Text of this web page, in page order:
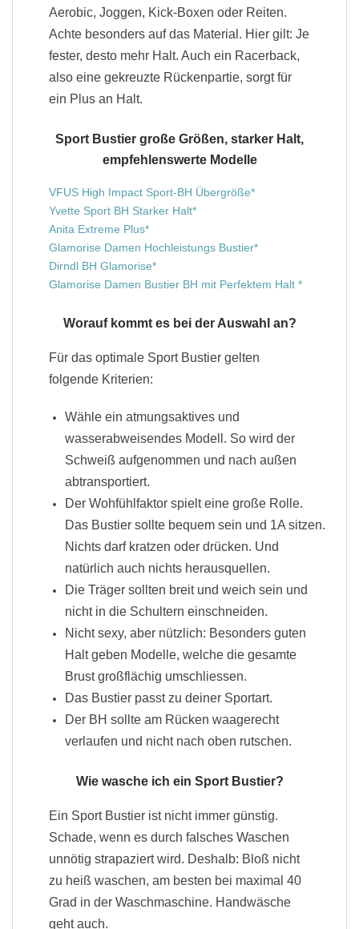
Aerobic, Joggen, Kick-Boxen oder Reiten.
Achte besonders auf das Material. Hier gilt: Je
fester, desto mehr Halt. Auch ein Racerback,
also eine gekreuzte Rückenpartie, sorgt für
ein Plus an Halt.
Sport Bustier große Größen, starker Halt,
empfehlenswerte Modelle
VFUS High Impact Sport-BH Übergröße
Yvette Sport BH Starker Halt
Anita Extreme Plus
Glamorise Damen Hochleistungs Bustier
Dirndl BH Glamorise
Glamorise Damen Bustier BH mit Perfektem Halt
Worauf kommt es bei der Auswahl an?
Für das optimale Sport Bustier gelten
folgende Kriterien:
Wähle ein atmungsaktives und
wasserabweisendes Modell. So wird der
Schweiß aufgenommen und nach außen
abtransportiert.
Der Wohfühlfaktor spielt eine große Rolle.
Das Bustier sollte bequem sein und 1A sitzen.
Nichts darf kratzen oder drücken. Und
natürlich auch nichts herausquellen.
Die Träger sollten breit und weich sein und
nicht in die Schultern einschneiden.
Nicht sexy, aber nützlich: Besonders guten
Halt geben Modelle, welche die gesamte
Brust großflächig umschliessen.
Das Bustier passt zu deiner Sportart.
Der BH sollte am Rücken waagerecht
verlaufen und nicht nach oben rutschen.
Wie wasche ich ein Sport Bustier?
Ein Sport Bustier ist nicht immer günstig.
Schade, wenn es durch falsches Waschen
unnötig strapaziert wird. Deshalb: Bloß nicht
zu heiß waschen, am besten bei maximal 40
Grad in der Waschmaschine. Handwäsche
geht auch.